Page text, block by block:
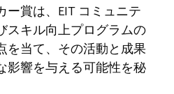
ー賞は、EIT コミュニテ
スキル向上プログラムの
を当て、その活動と成果
影響を与える可能性を秘